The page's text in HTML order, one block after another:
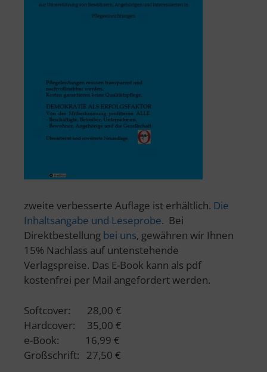
zweite verbesserte Auflage ist erhältlich. Die
Inhaltsangabe und Leseprobe. Bei
Direktbestellung bei uns, gewähren wir Ihnen
15% Nachlass auf untenstehende
Verlagspreise. Das E-Book kann als pdf
kostenfrei per Mail angefordert werden.
Softcover: 28,00 €
Hardcover: 35,00 €
e-Book: 16,99 €
Großschrift: 27,50 €